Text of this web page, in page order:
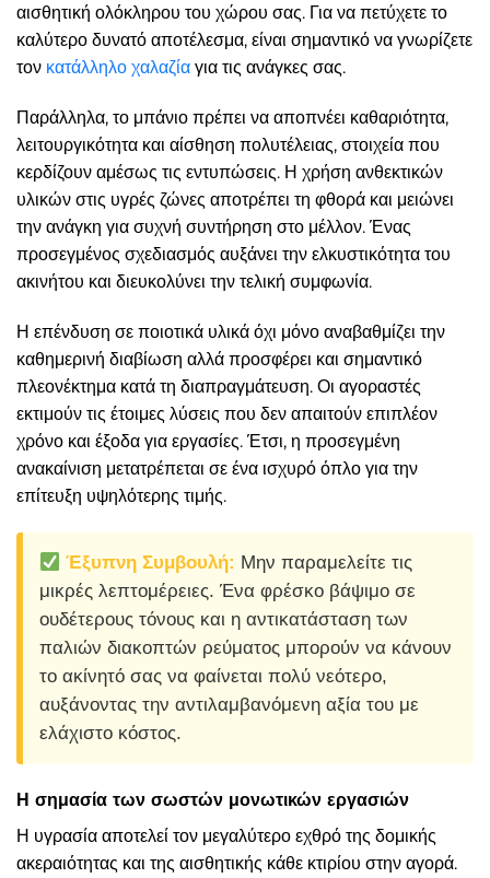
αισθητική ολόκληρου του χώρου σας. Για να πετύχετε το
καλύτερο δυνατό αποτέλεσμα, είναι σημαντικό να γνωρίζετε
τον κατάλληλο χαλαζία για τις ανάγκες σας.
Παράλληλα, το μπάνιο πρέπει να αποπνέει καθαριότητα,
λειτουργικότητα και αίσθηση πολυτέλειας, στοιχεία που
κερδίζουν αμέσως τις εντυπώσεις. Η χρήση ανθεκτικών
υλικών στις υγρές ζώνες αποτρέπει τη φθορά και μειώνει
την ανάγκη για συχνή συντήρηση στο μέλλον. Ένας
προσεγμένος σχεδιασμός αυξάνει την ελκυστικότητα του
ακινήτου και διευκολύνει την τελική συμφωνία.
Η επένδυση σε ποιοτικά υλικά όχι μόνο αναβαθμίζει την
καθημερινή διαβίωση αλλά προσφέρει και σημαντικό
πλεονέκτημα κατά τη διαπραγμάτευση. Οι αγοραστές
εκτιμούν τις έτοιμες λύσεις που δεν απαιτούν επιπλέον
χρόνο και έξοδα για εργασίες. Έτσι, η προσεγμένη
ανακαίνιση μετατρέπεται σε ένα ισχυρό όπλο για την
επίτευξη υψηλότερης τιμής.
Έξυπνη Συμβουλή: Μην παραμελείτε τις
μικρές λεπτομέρειες. Ένα φρέσκο βάψιμο σε
ουδέτερους τόνους και η αντικατάσταση των
παλιών διακοπτών ρεύματος μπορούν να κάνουν
το ακίνητό σας να φαίνεται πολύ νεότερο,
αυξάνοντας την αντιλαμβανόμενη αξία του με
ελάχιστο κόστος.
Η σημασία των σωστών μονωτικών εργασιών
Η υγρασία αποτελεί τον μεγαλύτερο εχθρό της δομικής
ακεραιότητας και της αισθητικής κάθε κτιρίου στην αγορά.